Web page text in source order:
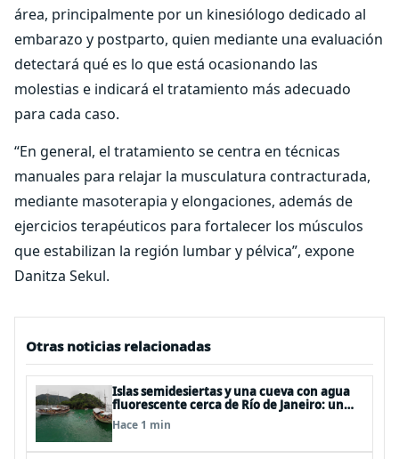
área, principalmente por un kinesiólogo dedicado al
embarazo y postparto, quien mediante una evaluación
detectará qué es lo que está ocasionando las
molestias e indicará el tratamiento más adecuado
para cada caso.
“En general, el tratamiento se centra en técnicas
manuales para relajar la musculatura contracturada,
mediante masoterapia y elongaciones, además de
ejercicios terapéuticos para fortalecer los músculos
que estabilizan la región lumbar y pélvica”, expone
Danitza Sekul.
Otras noticias relacionadas
Islas semidesiertas y una cueva con agua
fluorescente cerca de Río de Janeiro: un
recorrido imperdible por Angra dos Reis
Hace 1 min